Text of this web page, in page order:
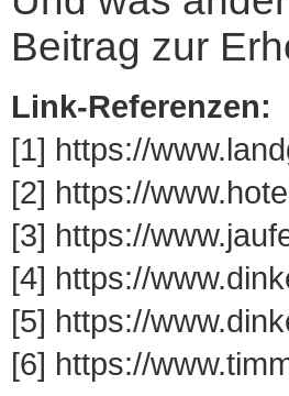
Beitrag zur
Link-Referenzen:
[1] https://
[2] https://
[3] https://
[4] https://
[5] https://
[6] https://